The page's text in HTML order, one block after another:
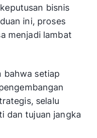
bisnis
ini, proses
menjadi lambat
setiap
selalu
dan tujuan jangka